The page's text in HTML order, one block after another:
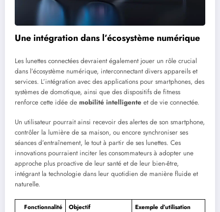
Une intégration dans l’écosystème numérique
Les lunettes connectées devraient également jouer un rôle crucial
dans l’écosystème numérique, interconnectant divers appareils et
services. L’intégration avec des applications pour smartphones, des
systèmes de domotique, ainsi que des dispositifs de fitness
renforce cette idée de mobilité intelligente et de vie connectée.
Un utilisateur pourrait ainsi recevoir des alertes de son smartphone,
contrôler la lumière de sa maison, ou encore synchroniser ses
séances d’entraînement, le tout à partir de ses lunettes. Ces
innovations pourraient inciter les consommateurs à adopter une
approche plus proactive de leur santé et de leur bien-être,
intégrant la technologie dans leur quotidien de manière fluide et
naturelle.
Fonctionnalité Objectif
Exemple d’utilisation